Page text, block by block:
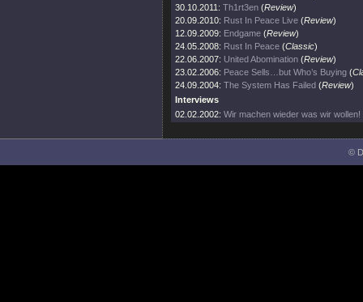
30.10.2011: Th1rt3en (Review)
20.09.2010: Rust In Peace Live (Review)
12.09.2009: Endgame (Review)
24.05.2008: Rust In Peace (Classic)
22.06.2007: United Abomination (Review)
23.02.2006: Peace Sells…but Who’s Buying (
24.09.2004: The System Has Failed (Review)
Interviews
02.02.2002: Wir machen wieder was wir wollen!
©